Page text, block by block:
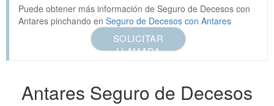
Puede obtener más información de Seguro de Decesos con
Antares pinchando en Seguro de Decesos con Antares
SOLICITAR
LLAMADA
Antares Seguro de Decesos